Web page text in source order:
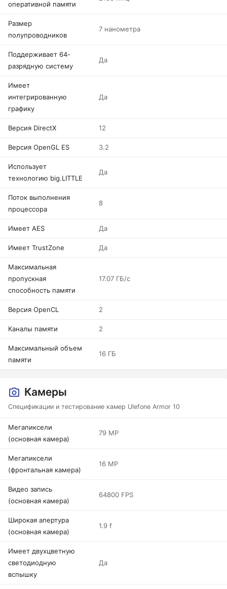
оперативной памяти
Размер
полупроводников
7 нанометра
Поддерживает 64-
разрядную систему
Да
Имеет
интегрированную
графику
Да
Версия DirectX 12
Версия OpenGL ES 3.2
Использует
технологию big.LITTLE
Да
Поток выполнения
процессора
8
Имеет AES Да
Имеет TrustZone Да
Максимальная
пропускная
способность памяти
17.07 ГБ/с
Версия OpenCL 2
Каналы памяти 2
Максимальный объем
памяти
16 ГБ
Камеры
Спецификации и тестирование камер Ulefone Armor 10
Мегапиксели
(основная камера)
79 MP
Мегапиксели
(фронтальная камера)
16 MP
Видео запись
(основная камера)
64800 FPS
Широкая апертура
(основная камера)
1.9 f
Имеет двухцветную
светодиодную
вспышку
Да